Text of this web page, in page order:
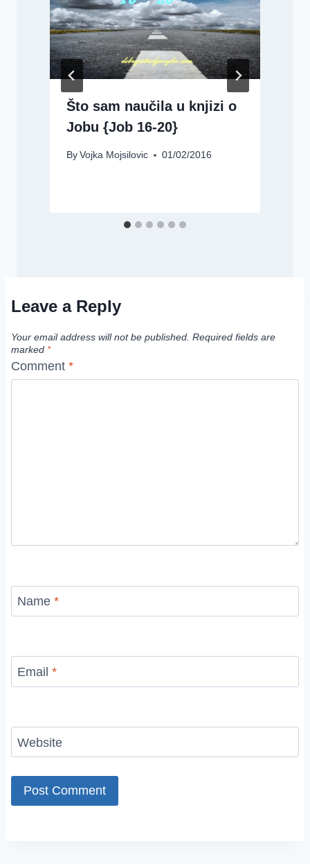
Što sam naučila u knjizi o
Jobu {Job 16-20}
ByVojka Mojsilovic 01/02/2016
Leave a Reply
Your email address will not be published. Required fields are
marked *
Comment *
Name *
Email *
Website